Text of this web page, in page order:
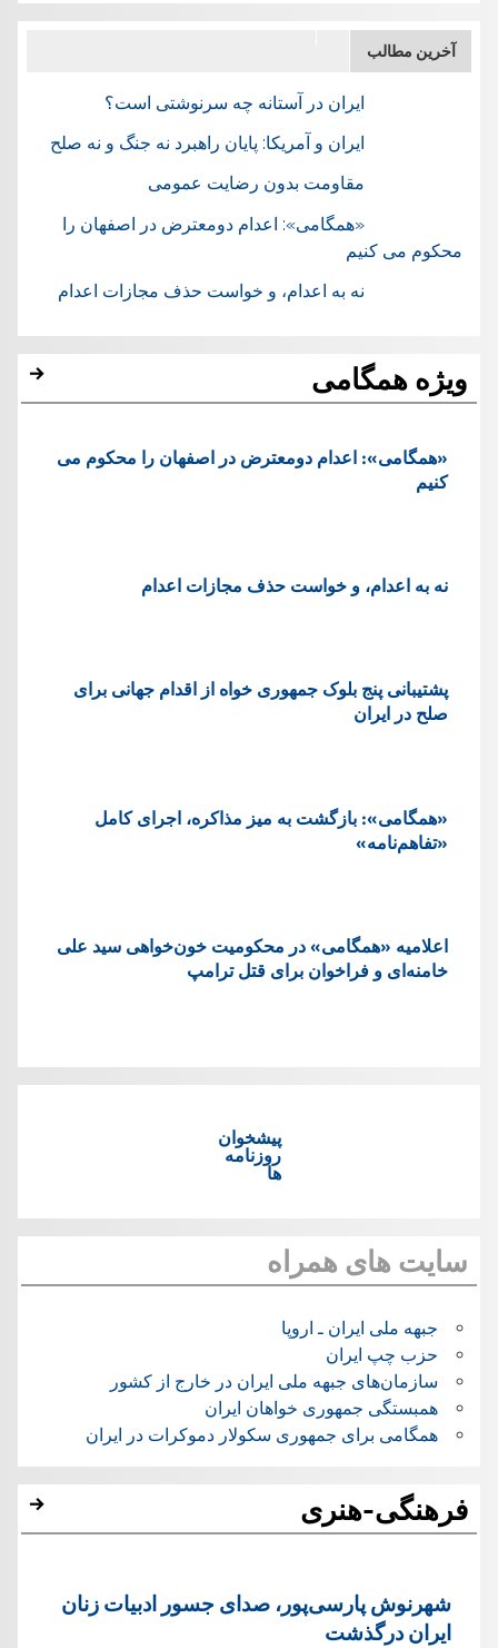
آخرین مطالب
ایران در آستانه چه سرنوشتی است؟
ایران و آمریکا: پایان راهبرد نه جنگ و نه صلح
مقاومت بدون رضایت عمومی
«همگامی»: اعدام دومعترض در اصفهان را
محکوم می کنیم
نه به اعدام، و خواست حذف مجازات اعدام
ویژه همگامی
«همگامی»: اعدام دومعترض در اصفهان را محکوم می
کنیم
نه به اعدام، و خواست حذف مجازات اعدام
پشتيبانی پنج بلوک جمهوری خواه از اقدام جهانی برای
صلح در ایران
«همگامی»: بازگشت به میز مذاکره، اجرای کامل
«تفاهم‌نامه»
اعلامیه «همگامی» در محکومیت خون‌خواهی سید علی
خامنه‌ای و فراخوان برای قتل ترامپ
پیشخوان
روزنامه
ها
سایت های همراه
جبهه ملی ایران ـ اروپا
حزب چپ ایران
سازمان‌های جبهه ملی ایران در خارج از کشور
همبستگی جمهوری خواهان ایران
همگامی برای جمهوری سکولار دموکرات در ایران
فرهنگی-هنری
شهرنوش پارسی‌پور، صدای جسور ادبیات زنان
ایران درگذشت